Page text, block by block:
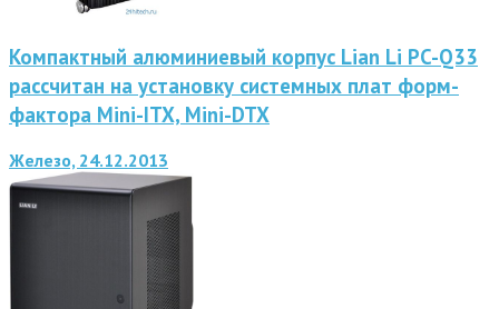
Компактный алюминиевый корпус Lian Li PC-Q33
рассчитан на установку системных плат форм-
фактора Mini-ITX, Mini-DTX
Железо, 24.12.2013